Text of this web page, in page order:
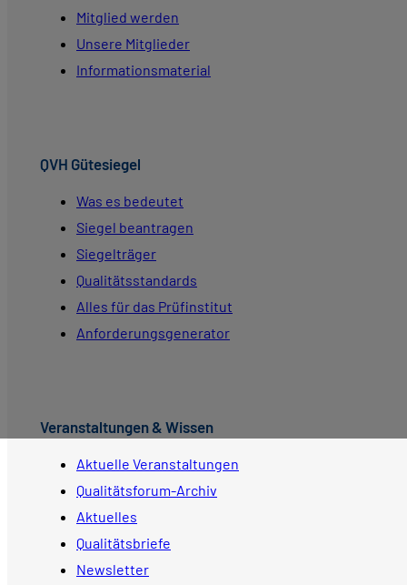
Mitglied werden
Unsere Mitglieder
Informationsmaterial
QVH Gütesiegel
Was es bedeutet
Siegel beantragen
Siegelträger
Qualitätsstandards
Alles für das Prüfinstitut
Anforderungsgenerator
Veranstaltungen & Wissen
Aktuelle Veranstaltungen
Qualitätsforum-Archiv
Aktuelles
Qualitätsbriefe
Newsletter